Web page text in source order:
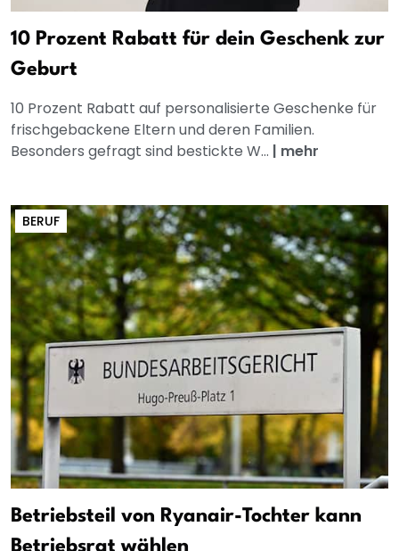
10 Prozent Rabatt für dein Geschenk zur
Geburt
10 Prozent Rabatt auf personalisierte Geschenke für
frischgebackene Eltern und deren Familien.
Besonders gefragt sind bestickte W... | mehr
BERUF
Betriebsteil von Ryanair-Tochter kann
Betriebsrat wählen